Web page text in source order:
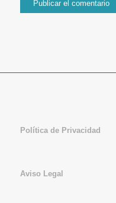
Política de Privacidad
Aviso Legal